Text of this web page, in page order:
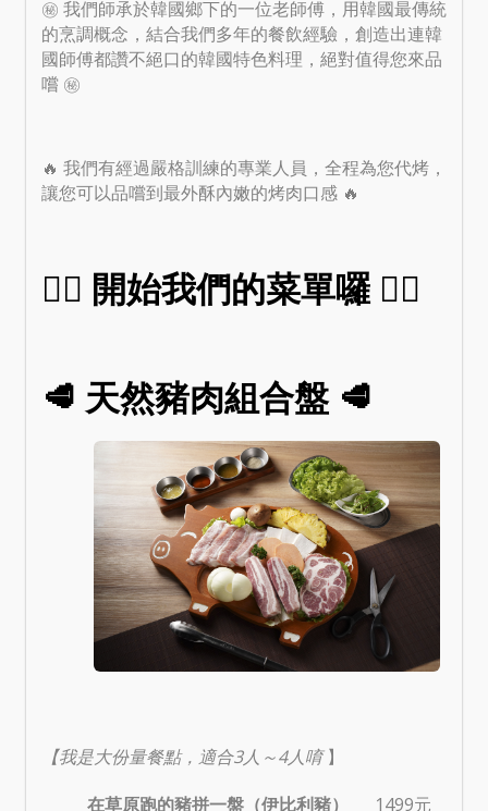
㊙️ 我們師承於韓國鄉下的一位老師傅，用韓國最傳統
的烹調概念，結合我們多年的餐飲經驗，創造出連韓
國師傅都讚不絕口的韓國特色料理，絕對值得您來品
嚐 ㊙️
🔥 我們有經過嚴格訓練的專業人員，全程為您代烤，
讓您可以品嚐到最外酥內嫩的烤肉口感 🔥
👇🏻 開始我們的菜單囉 👇🏻
🥩 天然豬肉組合盤 🥩
【我是大份量餐點，適合3人～4人唷】
在草原跑的豬拼一盤（伊比利豬）
1499元